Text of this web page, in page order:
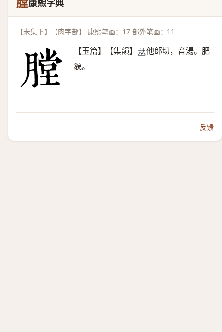
膛康熙字典
【未集下】【肉字部】 康熙笔画：17 部外笔画：11
【玉篇】【集韻】 𠀤他郞切，音湯。肥
貌。
反馈